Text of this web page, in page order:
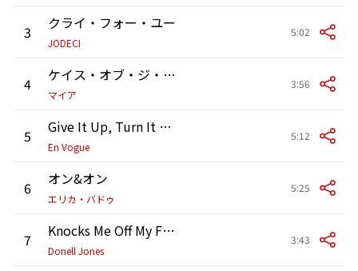
3 クライ・フォー・ユー
JODECI
5:02
4 ケイス・オブ・ジ・エックス
マイア
3:56
5 Give It Up, Turn It Loose
En Vogue
5:12
6 オン&オン
エリカ・バドゥ
5:25
7 Knocks Me Off My Feet
Donell Jones
3:43